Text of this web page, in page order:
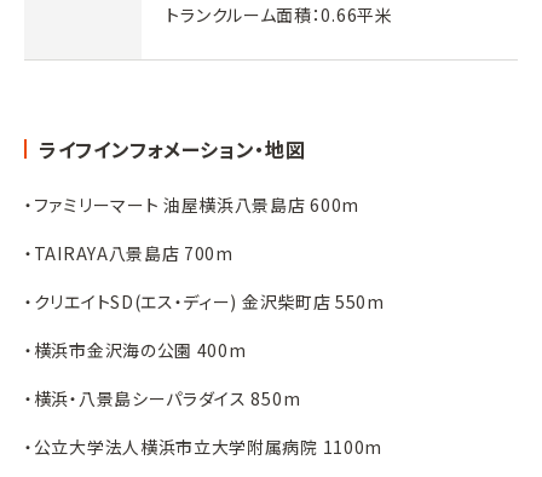
トランクルーム面積：0.66平米
ライフインフォメーション・地図
・ファミリーマート 油屋横浜八景島店 600m
・TAIRAYA八景島店 700m
・クリエイトSD(エス・ディー) 金沢柴町店 550m
・横浜市金沢海の公園 400m
・横浜・八景島シーパラダイス 850m
・公立大学法人横浜市立大学附属病院 1100m